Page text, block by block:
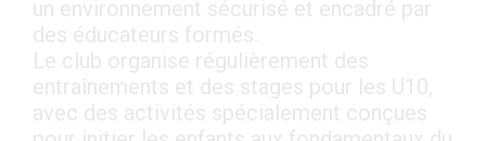
un environnement sécurisé et encadré par
des éducateurs formés.
Le club organise régulièrement des
entraînements et des stages pour les U10,
avec des activités spécialement conçues